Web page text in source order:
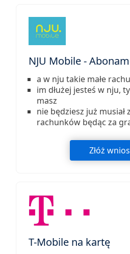
NJU Mobile -
a w nju takie małe
im dłużej jesteś w nju,
masz
nie będziesz już musiał
rachunków będąc za
Złóż
T-Mobile na kartę